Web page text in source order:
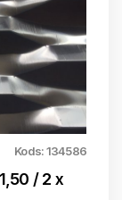
Kods: 134586
/ 2 x